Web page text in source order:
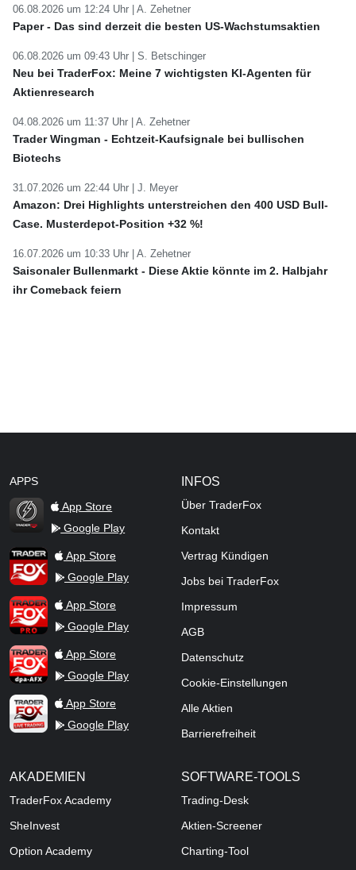
06.08.2026 um 12:24 Uhr | A. Zehetner
Paper - Das sind derzeit die besten US-Wachstumsaktien
06.08.2026 um 09:43 Uhr | S. Betschinger
Neu bei TraderFox: Meine 7 wichtigsten KI-Agenten für
Aktienresearch
04.08.2026 um 11:37 Uhr | A. Zehetner
Trader Wingman - Echtzeit-Kaufsignale bei bullischen
Biotechs
31.07.2026 um 22:44 Uhr | J. Meyer
Amazon: Drei Highlights unterstreichen den 400 USD Bull-
Case. Musterdepot-Position +32 %!
16.07.2026 um 10:33 Uhr | A. Zehetner
Saisonaler Bullenmarkt - Diese Aktie könnte im 2. Halbjahr
ihr Comeback feiern
APPS
TraderFox Flash
App Store
Google Play
TraderFox AppApp Store
Google Play
TraderFox ProApp Store
Google Play
TraderFox dpa-AFX ProFeed
App Store
Google Play
TraderFox Live Trading
App Store
Google Play
INFOS
Über TraderFox
Kontakt
Vertrag Kündigen
Jobs bei TraderFox
Impressum
AGB
Datenschutz
Cookie-Einstellungen
Alle Aktien
Barrierefreiheit
AKADEMIEN
TraderFox Academy
SheInvest
Option Academy
SOFTWARE-TOOLS
Trading-Desk
Aktien-Screener
Charting-Tool